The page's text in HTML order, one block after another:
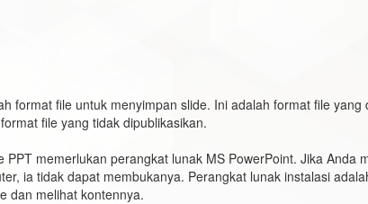
format file untuk menyimpan slide. Ini adalah format file
file yang tidak dipublikasikan.
PPT memerlukan perangkat lunak MS PowerPoint. Jika
ia tidak dapat membukanya. Perangkat lunak instalasi
dan melihat kontennya.